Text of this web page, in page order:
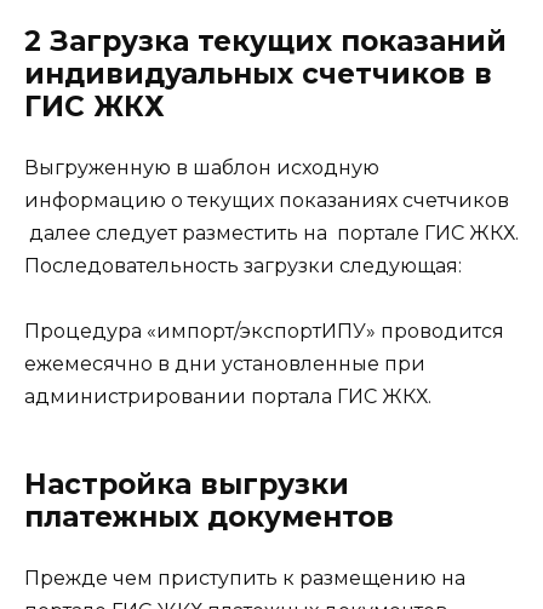
2 Загрузка текущих показаний
индивидуальных счетчиков в
ГИС ЖКХ
Выгруженную в шаблон исходную
информацию о текущих показаниях счетчиков
далее следует разместить на портале ГИС ЖКХ.
Последовательность загрузки следующая:
Процедура «импорт/экспортИПУ» проводится
ежемесячно в дни установленные при
администрировании портала ГИС ЖКХ.
Настройка выгрузки
платежных документов
Прежде чем приступить к размещению на